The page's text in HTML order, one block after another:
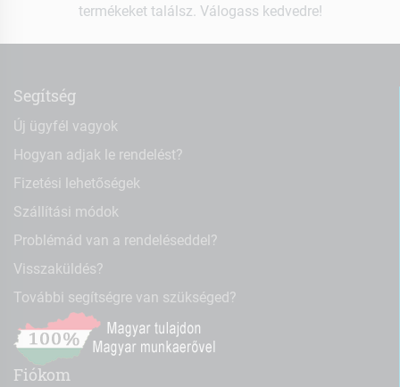
termékeket találsz. Válogass kedvedre!
Segítség
Új ügyfél vagyok
Hogyan adjak le rendelést?
Fizetési lehetőségek
Szállítási módok
Problémád van a rendeléseddel?
Visszaküldés?
További segítségre van szükséged?
Fiókom